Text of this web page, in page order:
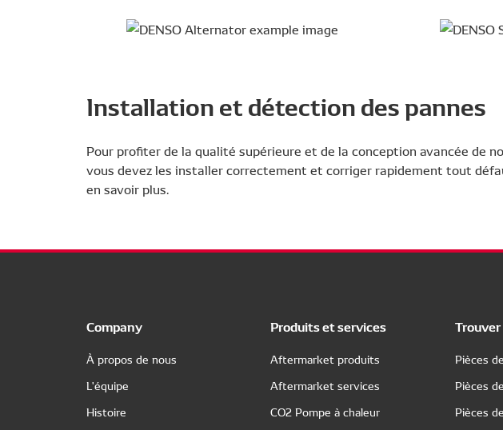
Installation et détection des pannes
Pour profiter de la qualité supérieure et de la conception avancée de
vous devez les installer correctement et corriger rapidement tout
en savoir plus.
Company
À propos de nous
L'équipe
Histoire
Produits et services
Aftermarket produits
Aftermarket services
CO2 Pompe à chaleur
Pièces
Pièces
Pièces